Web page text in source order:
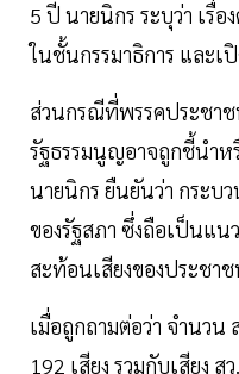
5 ปี นายนิกร ระบุว่า เรื่อ
ในชั้นกรรมาธิการ และเ
ส่วนกรณีที่พรรคประชาช
รัฐธรรมนูญอาจถูกชี้นำห
นายนิกร ยืนยันว่า กระบ
ของรัฐสภา ซึ่งถือเป็นแน
สะท้อนเสียงของประชา
เมื่อถูกถามต่อว่า จำนวน
192 เสียง รวมกับเสียง